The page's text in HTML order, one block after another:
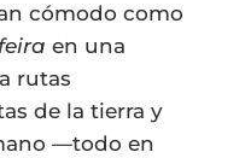
cómodo como
en una
rutas
de la tierra y
—todo en